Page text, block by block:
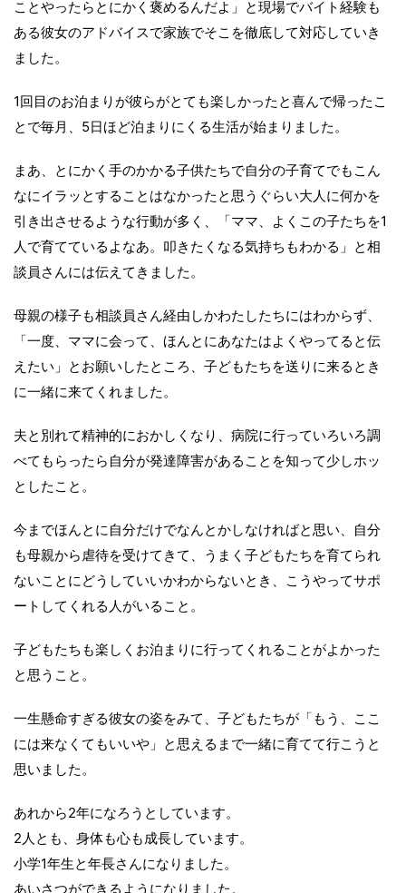
ことやったらとにかく褒めるんだよ」と現場でバイト経験も
ある彼女のアドバイスで家族でそこを徹底して対応していき
ました。
1回目のお泊まりが彼らがとても楽しかったと喜んで帰ったこ
とで毎月、5日ほど泊まりにくる生活が始まりました。
まあ、とにかく手のかかる子供たちで自分の子育てでもこん
なにイラッとすることはなかったと思うぐらい大人に何かを
引き出させるような行動が多く、「ママ、よくこの子たちを1
人で育てているよなあ。叩きたくなる気持ちもわかる」と相
談員さんには伝えてきました。
母親の様子も相談員さん経由しかわたしたちにはわからず、
「一度、ママに会って、ほんとにあなたはよくやってると伝
えたい」とお願いしたところ、子どもたちを送りに来るとき
に一緒に来てくれました。
夫と別れて精神的におかしくなり、病院に行っていろいろ調
べてもらったら自分が発達障害があることを知って少しホッ
としたこと。
今までほんとに自分だけでなんとかしなければと思い、自分
も母親から虐待を受けてきて、うまく子どもたちを育てられ
ないことにどうしていいかわからないとき、こうやってサポ
ートしてくれる人がいること。
子どもたちも楽しくお泊まりに行ってくれることがよかった
と思うこと。
一生懸命すぎる彼女の姿をみて、子どもたちが「もう、ここ
には来なくてもいいや」と思えるまで一緒に育てて行こうと
思いました。
あれから2年になろうとしています。
2人とも、身体も心も成長しています。
小学1年生と年長さんになりました。
あいさつができるようになりました。